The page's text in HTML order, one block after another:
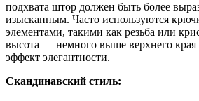
подхвата штор должен быть более
изысканным. Часто используются
элементами, такими как резьба или
высота — немного выше верхнего края
эффект элегантности.
Скандинавский стиль: